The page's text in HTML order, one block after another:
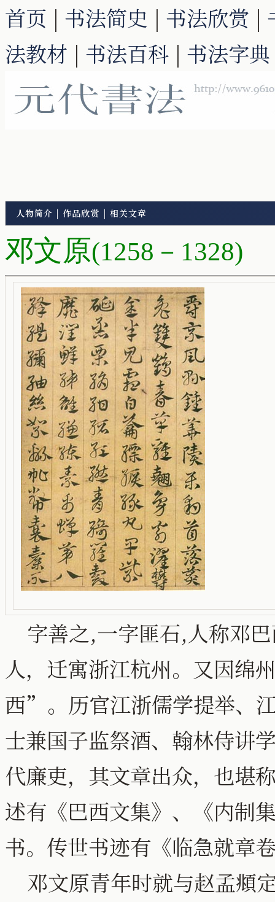
首页 | 书法简史 | 书法欣赏 |
法教材 | 书法百科 | 书法字典
人物简介 | 作品欣赏 | 相关文章
邓文原(1258－1328)
字善之,一字匪石,人称邓
人，迁寓浙江杭州。又因绵
西”。历官江浙儒学提举、
士兼国子监祭酒、翰林侍讲
代廉吏，其文章出众，也堪
述有《巴西文集》、《内制
书。传世书迹有《临急就章
邓文原青年时就与赵孟頫